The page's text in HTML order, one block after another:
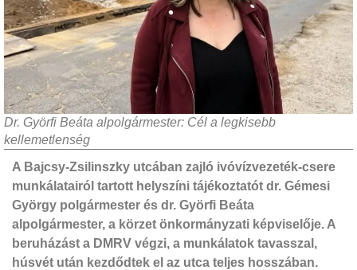
Dr. Györfi Beáta alpolgármester: Cél a legkisebb
kellemetlenség
A Bajcsy-Zsilinszky utcában zajló ivóvízvezeték-csere
munkálatairól tartott helyszíni tájékoztatót dr. Gémesi
György polgármester és dr. Györfi Beáta
alpolgármester, a körzet önkormányzati képviselője. A
beruházást a DMRV végzi, a munkálatok tavasszal,
húsvét után kezdődtek el az utca teljes hosszában.